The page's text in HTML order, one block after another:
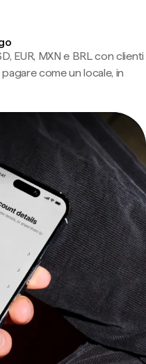
EUR, MXN e BRL con clienti
come un locale, in